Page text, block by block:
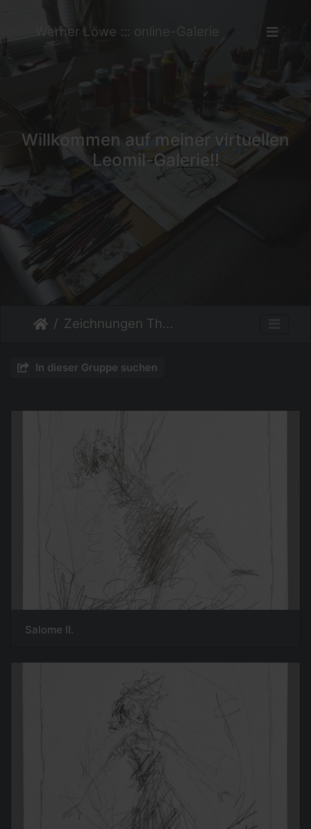
Werner Löwe ::: online-Galerie
Willkommen auf meiner virtuellen
Leomil-Galerie!!
Zeichnungen Thema Menschen
In dieser Gruppe suchen
Salome II.